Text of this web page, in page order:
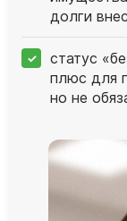
долги
статус
плюс для
но не